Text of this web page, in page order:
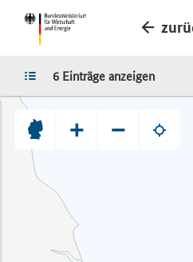
LISTE
6 Einträge anzeigen
+ −